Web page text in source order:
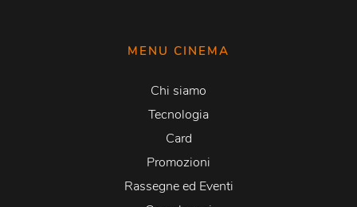
MENU CINEMA
Chi siamo
Tecnologia
Card
Promozioni
Rassegne ed Eventi